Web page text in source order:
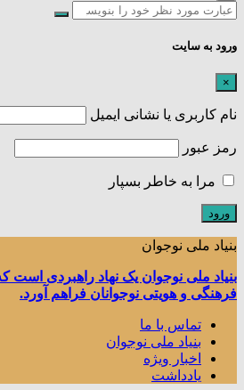
ورود به سایت
×
نام کاربری یا نشانی ایمیل
رمز عبور
مرا به خاطر بسپار
بنیاد ملی نوجوان
بنیاد ملی نوجوان یک نهاد راهبردی
فرهنگی و هویتی نوجوانان فراهم آورد.
تماس با ما
بنیاد ملی نوجوان
اخبار ویژه
یادداشت